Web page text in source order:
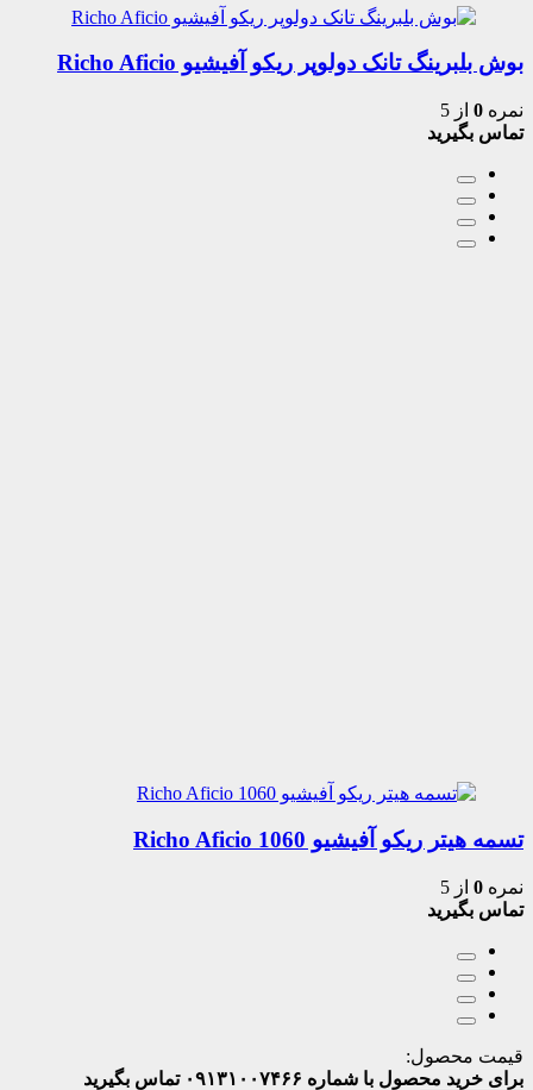
بوش بلبرینگ تانک دولوپر ریکو آفیشیو Richo Aficio
نمره 0 از 5
تماس بگیرید
تسمه هیتر ریکو آفیشیو 1060 Richo Aficio
نمره 0 از 5
تماس بگیرید
قیمت محصول:
برای خرید محصول با شماره ۰۹۱۳۱۰۰۷۴۶۶ تماس بگیرید